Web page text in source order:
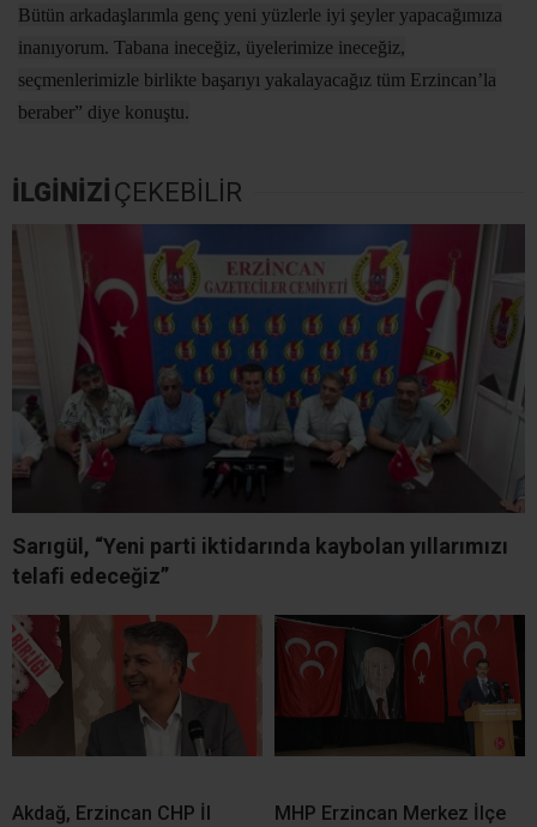
Bütün arkadaşlarımla genç yeni yüzlerle iyi şeyler yapacağımıza
inanıyorum. Tabana ineceğiz, üyelerimize ineceğiz,
seçmenlerimizle birlikte başarıyı yakalayacağız tüm Erzincan’la
beraber” diye konuştu.
İLGİNİZİ ÇEKEBİLİR
Sarıgül, “Yeni parti iktidarında kaybolan yıllarımızı
telafi edeceğiz”
Akdağ, Erzincan CHP İl
MHP Erzincan Merkez İlçe